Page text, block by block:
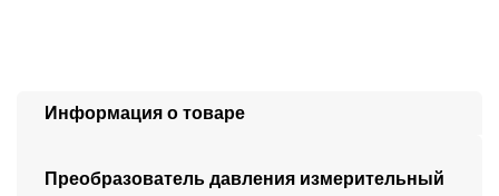
Информация о товаре
Преобразователь давления измерительный